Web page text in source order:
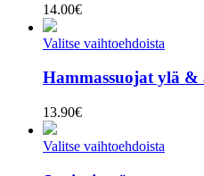
14.00€
Valitse vaihtoehdoista
Hammassuojat ylä &
13.90€
Valitse vaihtoehdoista